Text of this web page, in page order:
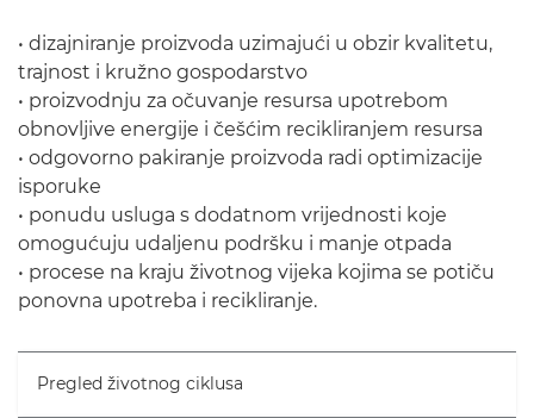
• dizajniranje proizvoda uzimajući u obzir kvalitetu,
trajnost i kružno gospodarstvo
• proizvodnju za očuvanje resursa upotrebom
obnovljive energije i češćim recikliranjem resursa
• odgovorno pakiranje proizvoda radi optimizacije
isporuke
• ponudu usluga s dodatnom vrijednosti koje
omogućuju udaljenu podršku i manje otpada
• procese na kraju životnog vijeka kojima se potiču
ponovna upotreba i recikliranje.
Pregled životnog ciklusa